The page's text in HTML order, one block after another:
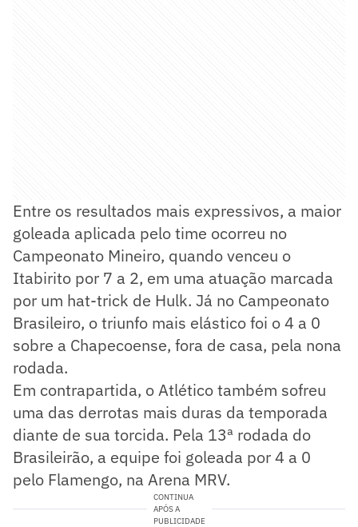
Entre os resultados mais expressivos, a maior
goleada aplicada pelo time ocorreu no
Campeonato Mineiro, quando venceu o
Itabirito por 7 a 2, em uma atuação marcada
por um hat-trick de Hulk. Já no Campeonato
Brasileiro, o triunfo mais elástico foi o 4 a 0
sobre a Chapecoense, fora de casa, pela nona
rodada.
Em contrapartida, o Atlético também sofreu
uma das derrotas mais duras da temporada
diante de sua torcida. Pela 13ª rodada do
Brasileirão, a equipe foi goleada por 4 a 0
pelo Flamengo, na Arena MRV.
CONTINUA
APÓS A
PUBLICIDADE